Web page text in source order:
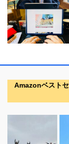
Amazonベスト